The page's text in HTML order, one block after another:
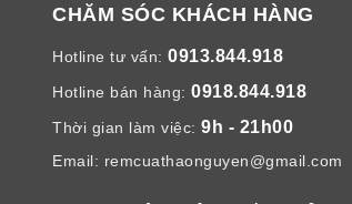
CHĂM SÓC KHÁCH HÀNG
Hotline tư vấn: 0913.844.918
Hotline bán hàng: 0918.844.918
Thời gian làm việc: 9h - 21h00
Email: remcuathaonguyen@gmail.com